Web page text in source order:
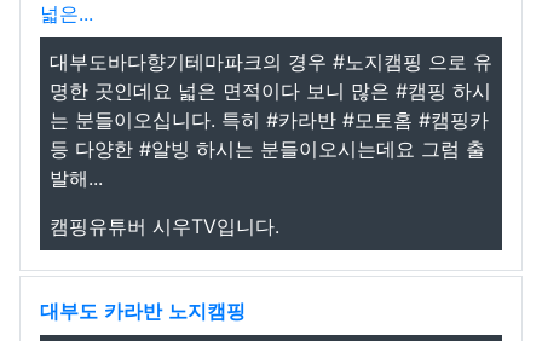
넓은...
대부도바다향기테마파크의 경우 #노지캠핑 으로 유
명한 곳인데요 넓은 면적이다 보니 많은 #캠핑 하시
는 분들이오십니다. 특히 #카라반 #모토홈 #캠핑카
등 다양한 #알빙 하시는 분들이오시는데요 그럼 출
발해...
캠핑유튜버 시우TV입니다.
대부도 카라반 노지캠핑